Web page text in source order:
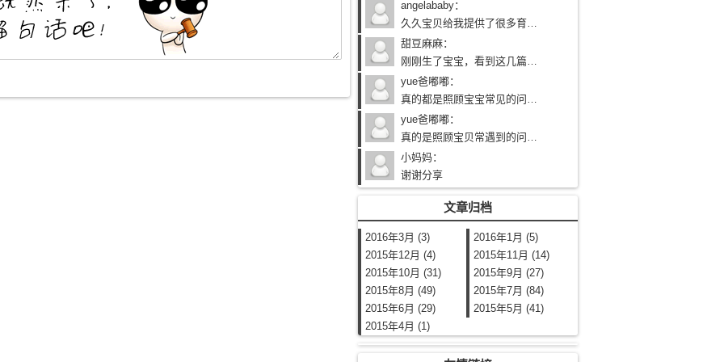
angelababy：
久久宝贝给我提供了很多育儿知识，给了我很大的帮助，谢谢
甜豆麻麻：
刚刚生了宝宝，看到这几篇护理文章好贴心，以后要多从久久宝贝网学习育儿知识
yue爸嘟嘟：
真的都是照顾宝宝常见的问题呢,赞！祝网站越办越好！
yue爸嘟嘟：
真的是照顾宝贝常遇到的问题呢，赞！希望网站越办越好！
小妈妈：
谢谢分享
文章归档
2016年3月 (3)
2016年1月 (5)
2015年12月 (4)
2015年11月 (14)
2015年10月 (31)
2015年9月 (27)
2015年8月 (49)
2015年7月 (84)
2015年6月 (29)
2015年5月 (41)
2015年4月 (1)